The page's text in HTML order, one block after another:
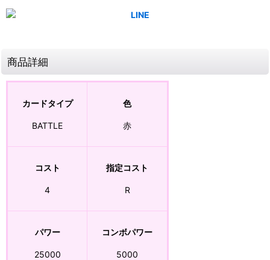
商品詳細
カードタイプ
BATTLE
色
赤
コスト
4
指定コスト
R
パワー
25000
コンボパワー
5000